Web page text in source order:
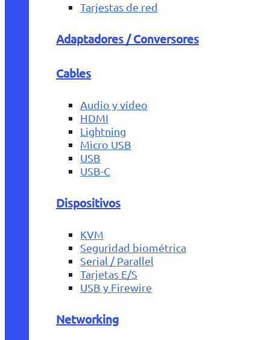
Tarjestas de red
Adaptadores / Conversores
Cables
Audio y vídeo
HDMI
Lightning
Micro USB
USB
USB-C
Dispositivos
KVM
Seguridad biométrica
Serial / Parallel
Tarjetas E/S
USB y Firewire
Networking